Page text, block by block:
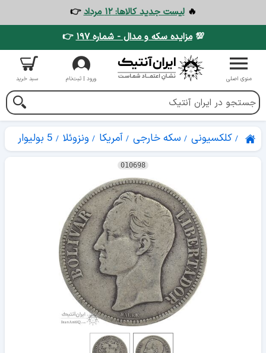
🔥لیست جدید کالاها: ۱۲ مرداد
👉
💯مزایده سکه و مدال - شماره ۱۹۷ 👉
منوی اصلی ورود | ثبت‌نام سبد خرید
کلکسیونی سکه خارجی آمریکا ونزوئلا 5 بولیوار
010698